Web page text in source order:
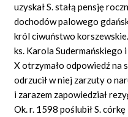
uzyskał S. stałą pensję
dochodów palowego
król ciwuństwo
ks. Karola Sudermańskiego
X otrzymało odpowiedź na
odrzucił w niej zarzuty o
i zarazem zapowiedział
Ok. r. 1598 poślubił S.